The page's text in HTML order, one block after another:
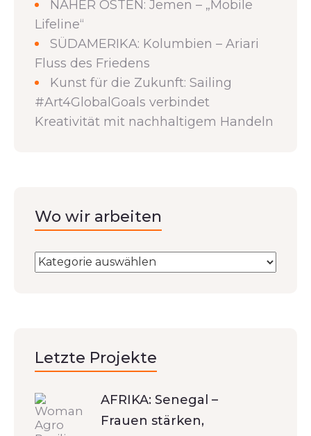
NAHER OSTEN: Jemen – „Mobile
Lifeline“
SÜDAMERIKA: Kolumbien – Ariari
Fluss des Friedens
Kunst für die Zukunft: Sailing
#Art4GlobalGoals verbindet
Kreativität mit nachhaltigem Handeln
Wo wir arbeiten
Letzte Projekte
AFRIKA: Senegal –
Frauen stärken,